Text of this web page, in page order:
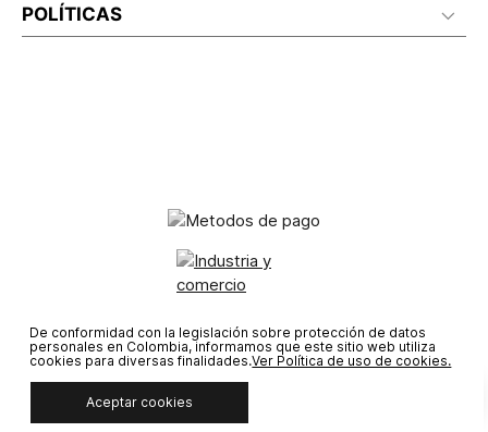
POLÍTICAS
© COPYRIGHT 2020 STF GROUP S.A. TODOS LOS DERECHOS
RESERVADOS.
De conformidad con la legislación sobre protección de datos
personales en Colombia, informamos que este sitio web utiliza
cookies para diversas finalidades.Ver Política de uso de cookies.
Aceptar cookies